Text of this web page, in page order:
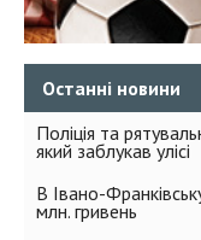
Останні новини
Поліція та
який заблукав улісі
В Івано-
млн. гривень